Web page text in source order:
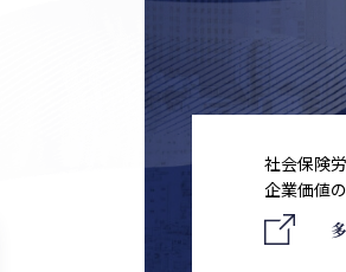
社会保険
企業価値